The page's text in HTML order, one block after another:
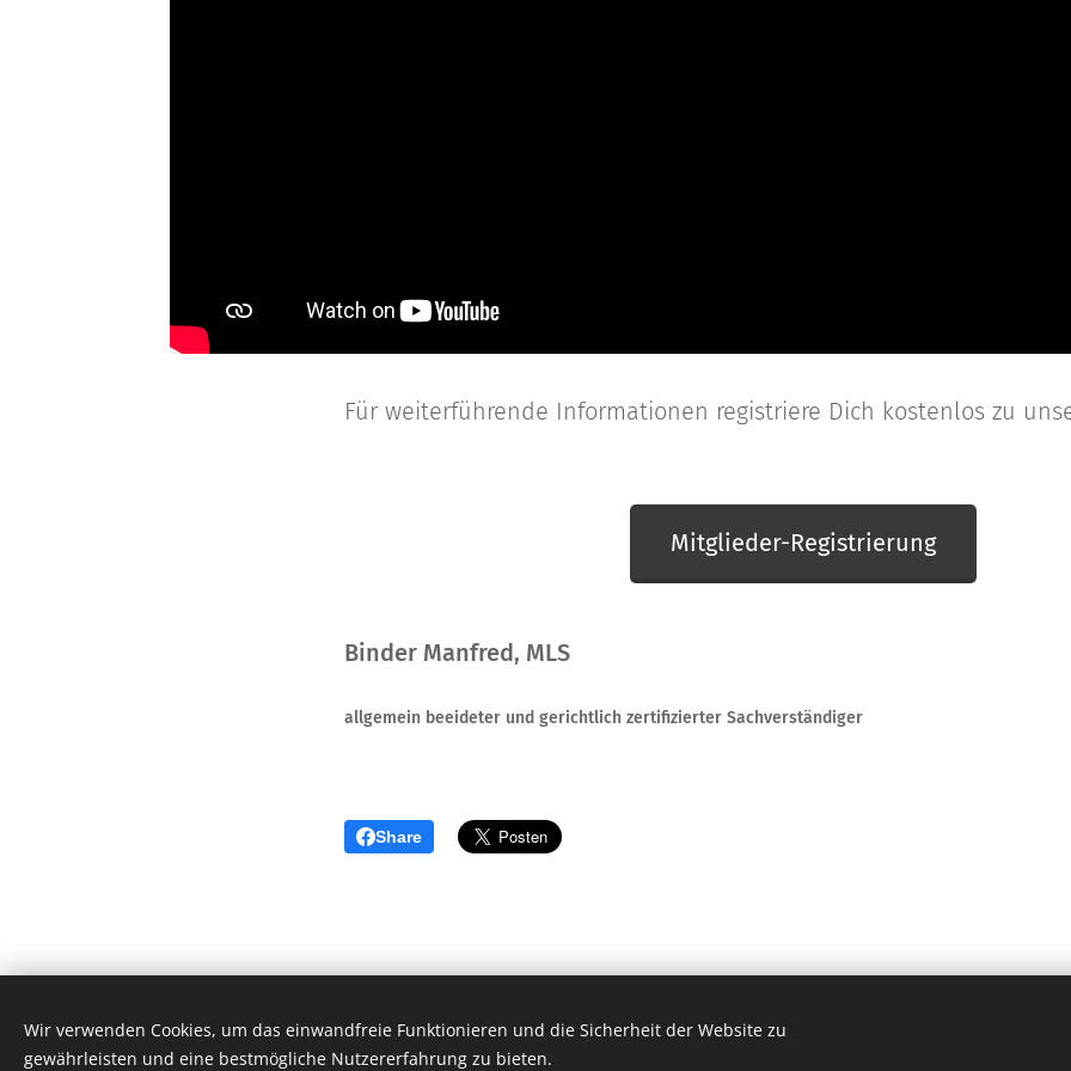
Für weiterführende Informationen registriere Dich kostenlos zu
Mitglieder-Registrierung
Binder Manfred, MLS
allgemein beeideter und gerichtlich zertifizierter Sachverständiger
Share
Wir verwenden Cookies, um das einwandfreie Funktionieren und die Sicherheit der Website zu
gewährleisten und eine bestmögliche Nutzererfahrung zu bieten.